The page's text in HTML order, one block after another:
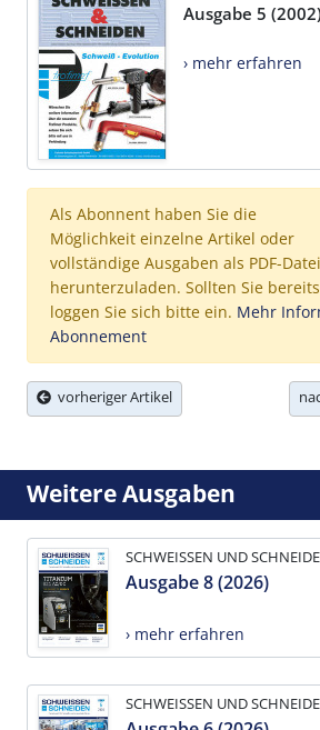
Ausgabe 5
› mehr erfahren
Als Abonnent haben Sie die
Möglichkeit einzelne Artikel oder
vollständige Ausgaben als PDF-Datei
herunterzuladen. Sollten Sie
loggen Sie sich bitte ein. Mehr
Abonnement
vorheriger Artikel
Weitere Ausgaben
SCHWEISSEN UND
Ausgabe 8 (2026)
› mehr erfahren
SCHWEISSEN UND